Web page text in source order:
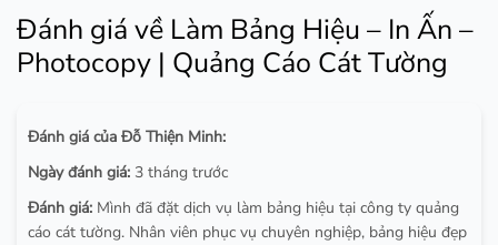
Đánh giá về Làm Bảng Hiệu – In Ấn –
Photocopy | Quảng Cáo Cát Tường
Đánh giá của Đỗ Thiện Minh:
Ngày đánh giá: 3 tháng trước
Đánh giá: Mình đã đặt dịch vụ làm bảng hiệu tại công ty quảng
cáo cát tường. Nhân viên phục vụ chuyên nghiệp, bảng hiệu đẹp